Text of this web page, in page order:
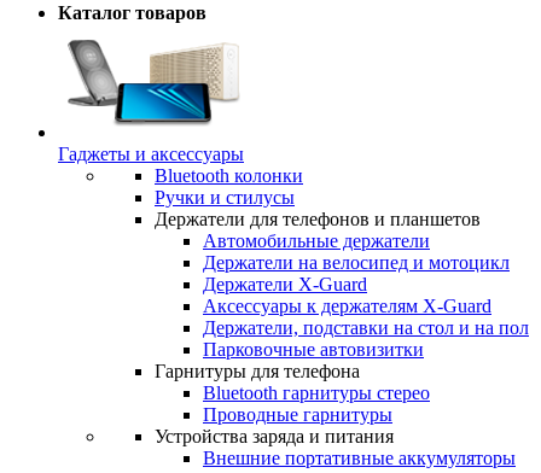
Каталог товаров
Гаджеты и аксессуары
Bluetooth колонки
Ручки и стилусы
Держатели для телефонов и планшетов
Автомобильные держатели
Держатели на велосипед и мотоцикл
Держатели X-Guard
Аксессуары к держателям X-Guard
Держатели, подставки на стол и на пол
Парковочные автовизитки
Гарнитуры для телефона
Bluetooth гарнитуры стерео
Проводные гарнитуры
Устройства заряда и питания
Внешние портативные аккумуляторы